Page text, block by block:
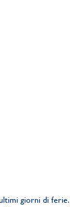
giorni di